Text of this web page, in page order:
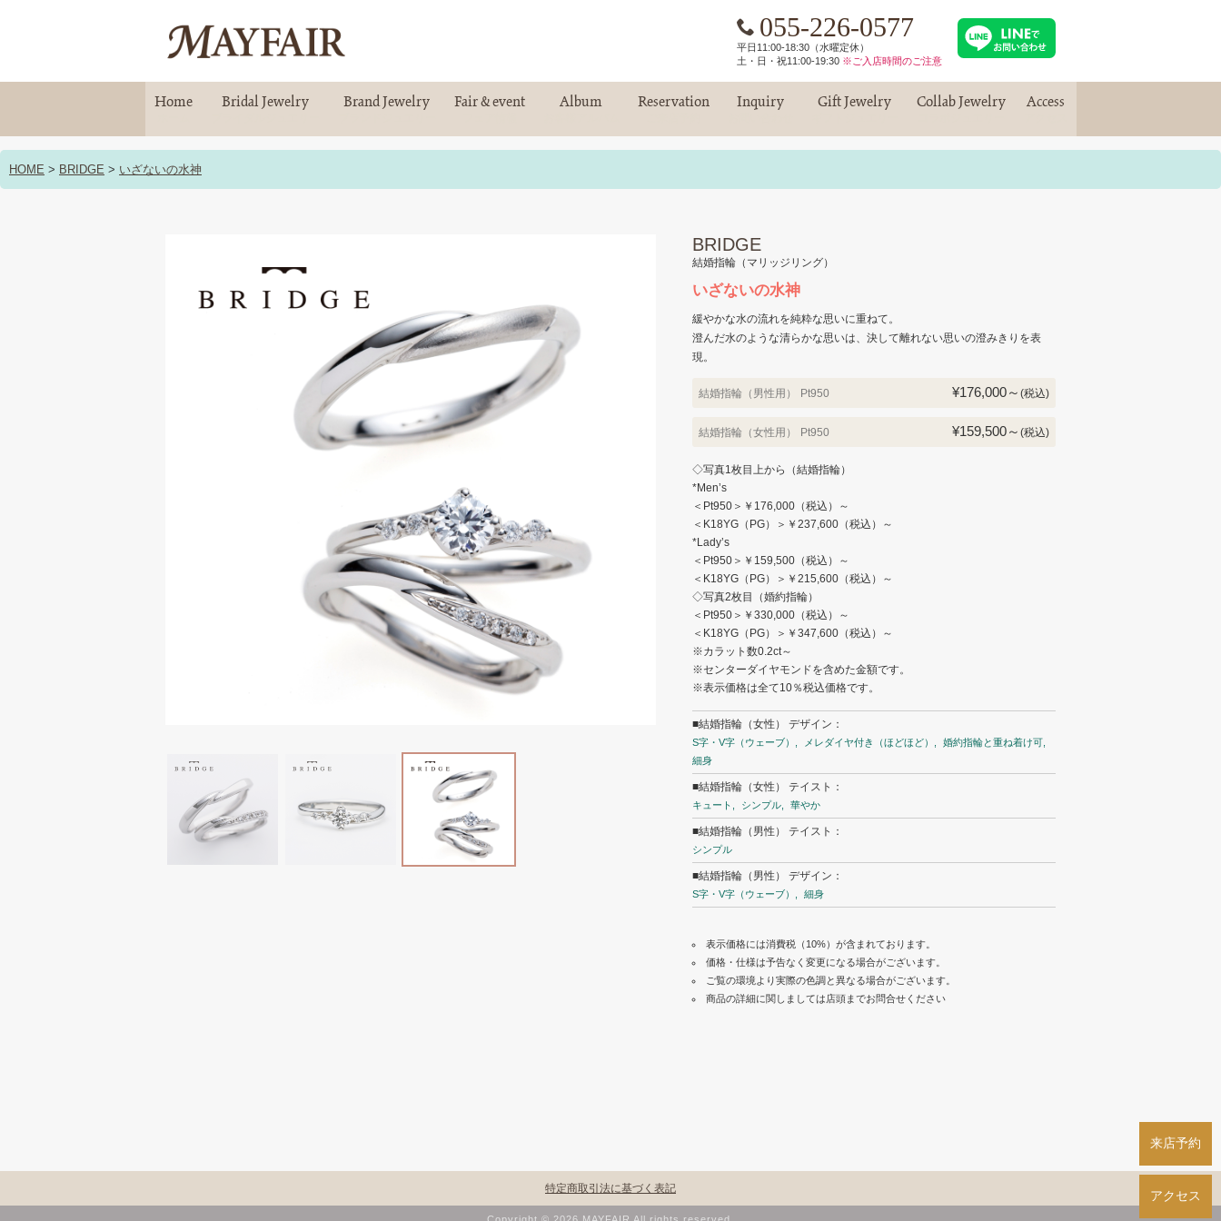
055-226-0577
平日11:00-18:30（水曜定休）
土・日・祝11:00-19:30 ※ご入店時間のご注意
Home Bridal Jewelry Brand Jewelry Fair & event Album Reservation Inquiry Gift Jewelry Collab Jewelry Access
HOME > BRIDGE > いざないの水神
BRIDGE
結婚指輪（マリッジリング）
いざないの水神
緩やかな水の流れを純粋な思いに重ねて。
澄んだ水のような清らかな思いは、決して離れない思いの澄みきりを表
現。
結婚指輪（男性用） Pt950 ¥176,000～ (税込)
結婚指輪（女性用） Pt950 ¥159,500～ (税込)
◇写真1枚目上から（結婚指輪）
*Men’s
＜Pt950＞￥176,000（税込）～
＜K18YG（PG）＞￥237,600（税込）～
*Lady’s
＜Pt950＞￥159,500（税込）～
＜K18YG（PG）＞￥215,600（税込）～
◇写真2枚目（婚約指輪）
＜Pt950＞￥330,000（税込）～
＜K18YG（PG）＞￥347,600（税込）～
※カラット数0.2ct～
※センターダイヤモンドを含めた金額です。
※表示価格は全て10％税込価格です。
■結婚指輪（女性） デザイン：
S字・V字（ウェーブ） メレダイヤ付き（ほどほど）
婚約指輪と重ね着け可
細身
■結婚指輪（女性） テイスト：
キュート シンプル 華やか
■結婚指輪（男性） テイスト：
シンプル
■結婚指輪（男性） デザイン：
S字・V字（ウェーブ） 細身
表示価格には消費税（10%）が含まれております。
価格・仕様は予告なく変更になる場合がございます。
ご覧の環境より実際の色調と異なる場合がございます。
商品の詳細に関しましては店頭までお問合せください
特定商取引法に基づく表記
来店予約
アクセス